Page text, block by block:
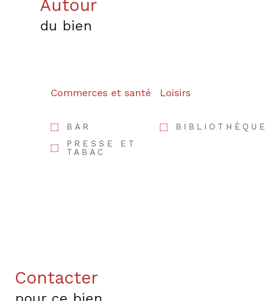
Autour
du bien
Commerces et santé
BAR
PRESSE ET
TABAC
Loisirs
BIBLIOTHÈQUE
Contacter